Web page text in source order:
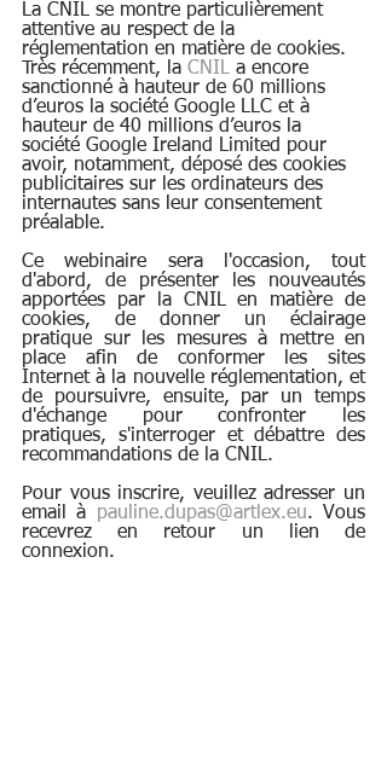
La CNIL se montre particulièrement
attentive au respect de la
réglementation en matière de cookies.
Très récemment, la CNIL a encore
sanctionné à hauteur de 60 millions
d’euros la société Google LLC et à
hauteur de 40 millions d’euros la
société Google Ireland Limited pour
avoir, notamment, déposé des cookies
publicitaires sur les ordinateurs des
internautes sans leur consentement
préalable.
Ce webinaire sera l'occasion, tout
d'abord, de présenter les nouveautés
apportées par la CNIL en matière de
cookies, de donner un éclairage
pratique sur les mesures à mettre en
place afin de conformer les sites
Internet à la nouvelle réglementation, et
de poursuivre, ensuite, par un temps
d'échange pour confronter les
pratiques, s'interroger et débattre des
recommandations de la CNIL.
Pour vous inscrire, veuillez adresser un
email à pauline.dupas@artlex.eu. Vous
recevrez en retour un lien de
connexion.